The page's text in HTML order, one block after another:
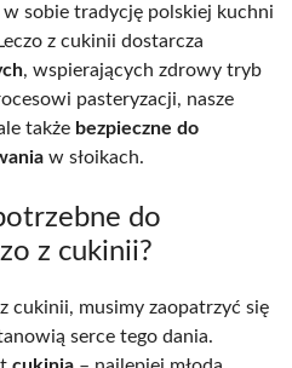
w sobie tradycję polskiej kuchni
z cukinii dostarcza
, wspierających zdrowy tryb
pasteryzacji, nasze
także bezpieczne do
w słoikach.
do
z cukinii?
cukinii, musimy zaopatrzyć się
serce tego dania.